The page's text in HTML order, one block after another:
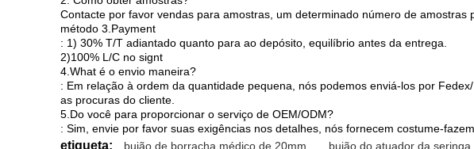
Contacte por favor vendas para amostras, um determinado número de
método 3.Payment
: 1) 30% T/T adiantado quanto para ao depósito, equilíbrio antes da entrega.
2)100% L/C no signt
4.What é o envio maneira?
: Em relação à ordem da quantidade pequena, nós podemos enviá-los por
as procuras do cliente.
5.Do você para proporcionar o serviço de OEM/ODM?
: Sim, envie por favor suas exigências nos detalhes, nós fornecem costume-
etiqueta: bujão de borracha médico de 20mm bujão do atuador da seringa